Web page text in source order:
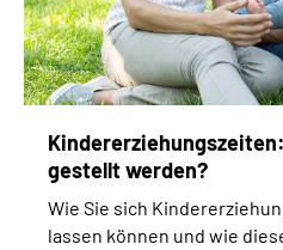
gestellt werden?
Wie Sie sich
lassen können und wie